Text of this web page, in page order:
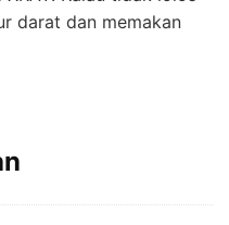
darat dan memakan